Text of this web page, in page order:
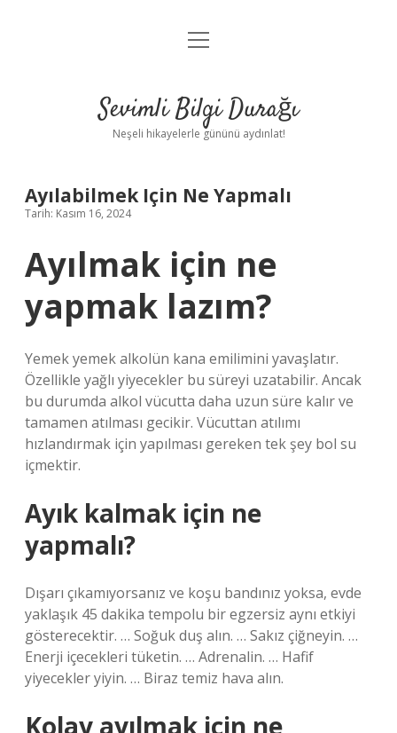
Anasayfa
Yasal Uyarı
menüyü
Sevimli Bilgi Durağı
Neşeli hikayelerle gününü aydınlat!
Ayılabilmek Için Ne Yapmalı
Tarih: Kasım 16, 2024
Ayılmak için ne
yapmak lazım?
Yemek yemek alkolün kana emilimini yavaşlatır.
Özellikle yağlı yiyecekler bu süreyi uzatabilir. Ancak
bu durumda alkol vücutta daha uzun süre kalır ve
tamamen atılması gecikir. Vücuttan atılımı
hızlandırmak için yapılması gereken tek şey bol su
içmektir.
Ayık kalmak için ne
yapmalı?
Dışarı çıkamıyorsanız ve koşu bandınız yoksa, evde
yaklaşık 45 dakika tempolu bir egzersiz aynı etkiyi
gösterecektir. … Soğuk duş alın. … Sakız çiğneyin. …
Enerji içecekleri tüketin. … Adrenalin. … Hafif
yiyecekler yiyin. … Biraz temiz hava alın.
Kolay ayılmak için ne